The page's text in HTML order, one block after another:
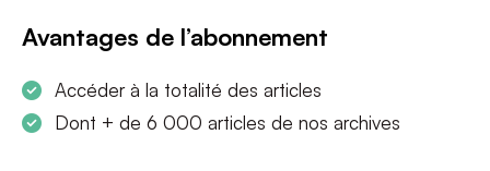
Avantages de l’abonnement
Accéder à la totalité des articles
Dont + de 6 000 articles de nos archives